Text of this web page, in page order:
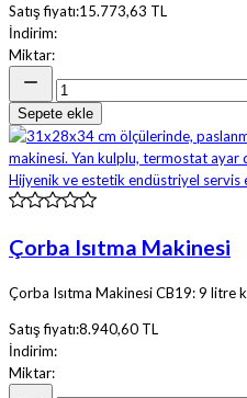
Satış fiyatı:15.773,63 TL
İndirim:
Miktar:
Sepete ekle
Çorba Isıtma Makinesi
Çorba Isıtma Makinesi CB19: 9 litre
Satış fiyatı:8.940,60 TL
İndirim:
Miktar: